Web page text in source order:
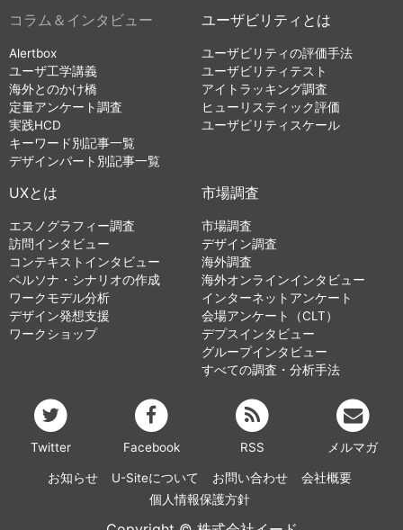
コラム＆インタビュー
Alertbox
ユーザ工学講義
海外とのかけ橋
定量アンケート調査
実践HCD
キーワード別記事一覧
デザインパート別記事一覧
ユーザビリティとは
ユーザビリティの評価手法
ユーザビリティテスト
アイトラッキング調査
ヒューリスティック評価
ユーザビリティスケール
UXとは
エスノグラフィー調査
訪問インタビュー
コンテキストインタビュー
ペルソナ・シナリオの作成
ワークモデル分析
デザイン発想支援
ワークショップ
市場調査
市場調査
デザイン調査
海外調査
海外オンラインインタビュー
インターネットアンケート
会場アンケート（CLT）
デプスインタビュー
グループインタビュー
すべての調査・分析手法
Twitter Facebook RSS メルマガ
お知らせ U-Siteについて お問い合わせ
会社概要
個人情報保護方針